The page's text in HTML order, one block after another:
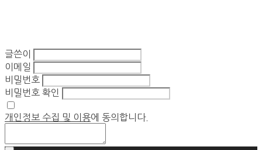
글쓴이
이메일
비밀번호
비밀번호 확인
개인정보 수집 및 이용에 동의합니다.